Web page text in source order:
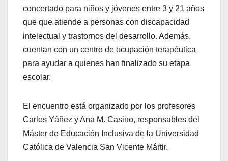
concertado para niños y jóvenes entre 3 y 21 años
que que atiende a personas con discapacidad
intelectual y trastornos del desarrollo. Además,
cuentan con un centro de ocupación terapéutica
para ayudar a quienes han finalizado su etapa
escolar.
El encuentro está organizado por los profesores
Carlos Yáñez y Ana M. Casino, responsables del
Máster de Educación Inclusiva de la Universidad
Católica de Valencia San Vicente Mártir.